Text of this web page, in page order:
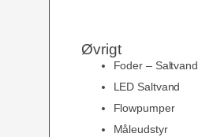
Øvrigt
Foder – Saltvand
LED Saltvand
Flowpumper
Måleudstyr